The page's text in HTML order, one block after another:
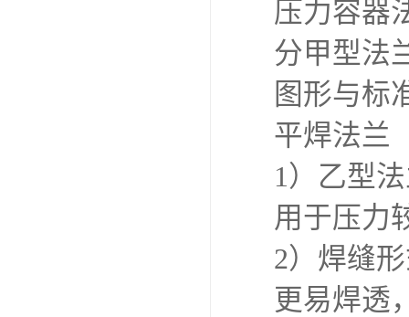
压力容器
分甲型法
图形与标
平焊法兰
1）乙型
用于压力
2）焊缝
更易焊透